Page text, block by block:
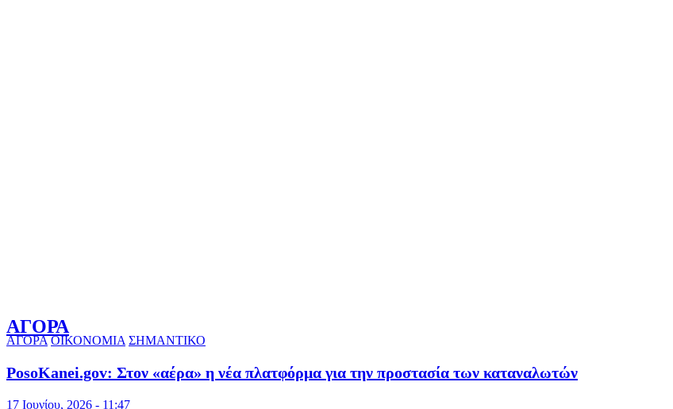
ΑΓΟΡΑ
ΑΓΟΡΑ ΟΙΚΟΝΟΜΙΑ ΣΗΜΑΝΤΙΚΟ
PosoKanei.gov: Στον «αέρα» η νέα πλατφόρμα για την προστασία των καταναλωτών
17 Ιουνίου, 2026 - 11:47